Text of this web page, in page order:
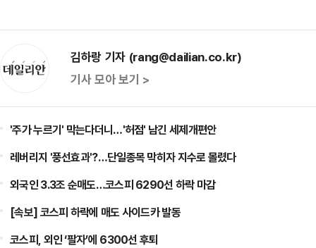
김하랑 기자 (rang@dailian.co.kr)
기사 모아 보기 >
'주가 누르기' 막는다더니…'허점' 남긴 세제개편안
레버리지 '풍선효과'?…단일종목 막히자 지수로 몰렸다
외국인 3.3조 순매도…코스피 6290선 하락 마감
[속보] 코스피 하락에 매도 사이드카 발동
코스피, 외인 ‘팔자’에 6300선 후퇴